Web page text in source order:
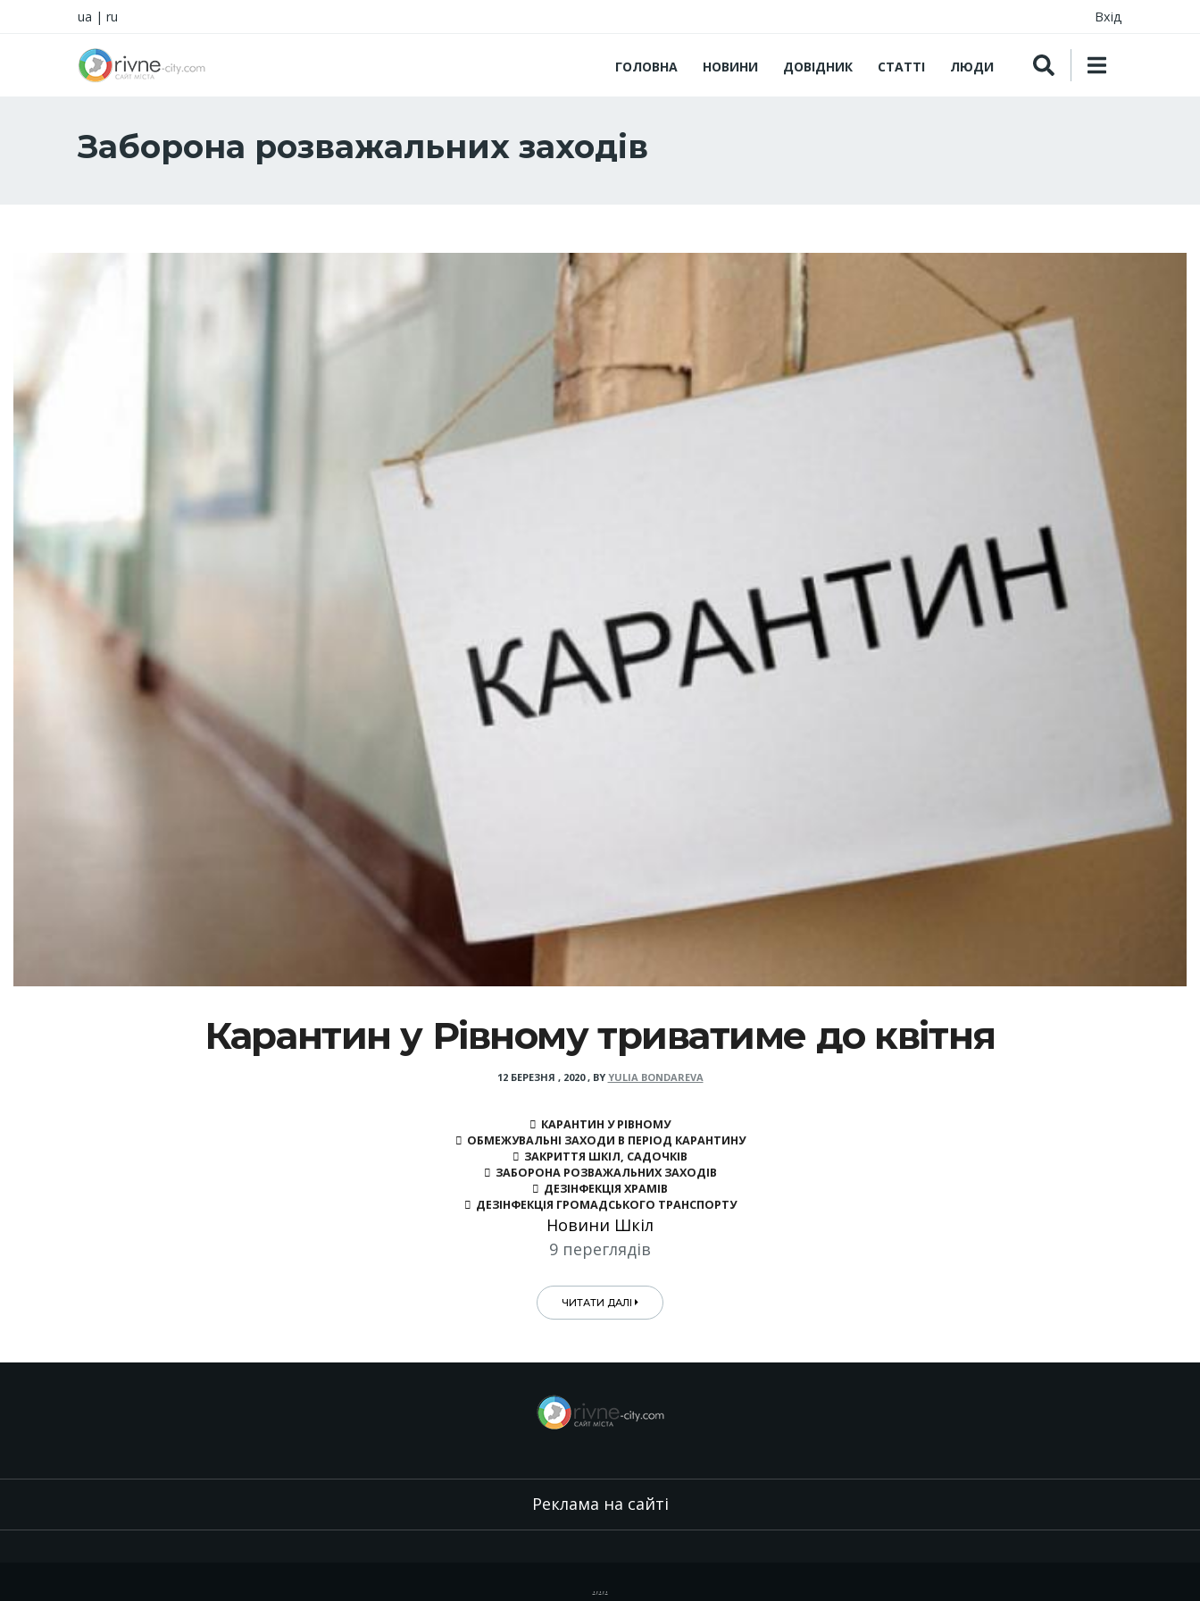
ua | ru Вхід
ГОЛОВНА НОВИНИ ДОВІДНИК СТАТТІ ЛЮДИ
Заборона розважальних заходів
Карантин у Рівному триватиме до квітня
12 БЕРЕЗНЯ , 2020, BY YULIA BONDAREVA
КАРАНТИН У РІВНОМУ
ОБМЕЖУВАЛЬНІ ЗАХОДИ В ПЕРІОД КАРАНТИНУ
ЗАКРИТТЯ ШКІЛ, САДОЧКІВ
ЗАБОРОНА РОЗВАЖАЛЬНИХ ЗАХОДІВ
ДЕЗІНФЕКЦІЯ ХРАМІВ
ДЕЗІНФЕКЦІЯ ГРОМАДСЬКОГО ТРАНСПОРТУ
Новини Шкіл
9 переглядів
ЧИТАТИ ДАЛІ
Реклама на сайті
.,.,.